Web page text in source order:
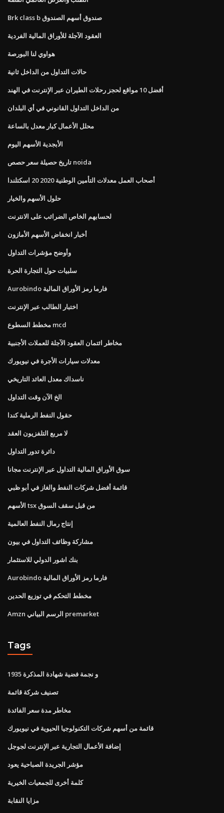
Brk class b صندوق أسهم الصندوق
العقود الآجلة للأوراق المالية الفردية
هواوي لنا البورصة
حالات التداول من الداخل ثانية
أفضل 10 مواقع لحجز رحلات الطيران عبر الإنترنت في الهند
من الداخل التداول القانوني في أي البلدان
محلل الأعمال كبار معدل بالساعة
الأبجدية الأسهم اليوم
تاريخ حصيلة سعر حصص noida
أصحاب العمل معدلات التأمين الوطنية 2020 20 اسكتلندا
حلول الأسهم والخيار
لحسابهم الخاص الضرائب على الانترنت
أخبار انخفاض الأسهم الأمازون
وأوضح مؤشرات التداول
سلبيات حول التجارة الحرة
Aurobindo فارما رمز الأوراق المالية
اختبار الطالب عبر الإنترنت
مخطط السطوع mcd
مخاطر ائتمان العقود الآجلة للعملات الأجنبية
معدلات سيارات الأجرة في نيويورك
ناسداك معدل العائد التاريخي
الخ الآن وقت التداول
حقول النفط الرملية كندا
لا مربع التلفزيون العقد
دائرة تدور التداول
سوق الأوراق المالية التداول عبر الإنترنت مجانا
قائمة أفضل شركات النفط والغاز في أبو ظبي
الأسهم tsx من قبل سقف السوق
إنتاج رمال النفط العالمية
مشاركة وظائف التداول في بيون
بنك اشور الدولي للاستثمار
Aurobindo فارما رمز الأوراق المالية
مخطط التحكم في توزيع الحدين
Amzn الرسم البياني premarket
Tags
1935 و نجمة فضية شهادة المذكرة
تصنيف شركة قائمة
مخاطر مدة سعر الفائدة
قائمة من أسهم شركات التكنولوجيا الحيوية في نيويورك
إضافة الأعمال التجارية عبر الإنترنت لجوجل
مؤشر الجريدة الصباحية يعود
كلمة أخرى للجمعيات الخيرية
مزايا النقابة